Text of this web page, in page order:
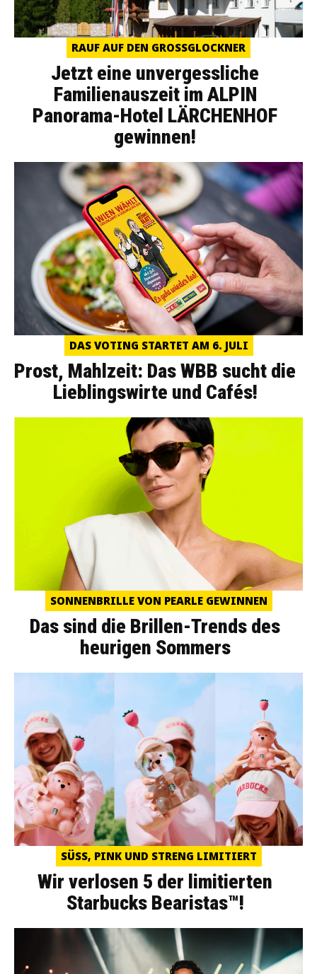
RAUF AUF DEN GROSSGLOCKNER
Jetzt eine unvergessliche
Familienauszeit im ALPIN
Panorama-Hotel LÄRCHENHOF
gewinnen!
DAS VOTING STARTET AM 6. JULI
Prost, Mahlzeit: Das WBB sucht die
Lieblingswirte und Cafés!
SONNENBRILLE VON PEARLE GEWINNEN
Das sind die Brillen-Trends des
heurigen Sommers
SÜSS, PINK UND STRENG LIMITIERT
Wir verlosen 5 der limitierten
Starbucks Bearistas™!